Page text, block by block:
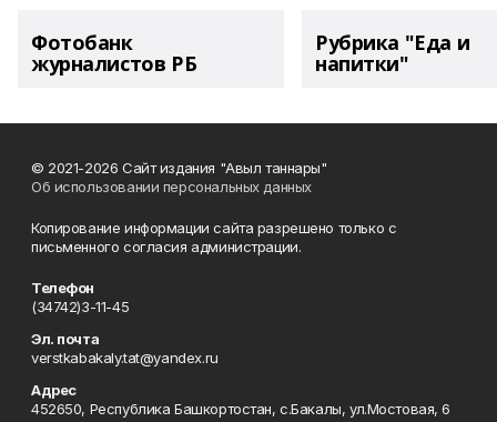
Фотобанк
журналистов РБ
Рубрика "Еда и
напитки"
© 2021-2026 Сайт издания "Авыл таннары"
Об использовании персональных данных
Копирование информации сайта разрешено только с
письменного согласия администрации.
Телефон
(34742)3-11-45
Эл. почта
verstkabakaly.tat@yandex.ru
Адрес
452650, Республика Башкортостан, с.Бакалы, ул.Мостовая, 6